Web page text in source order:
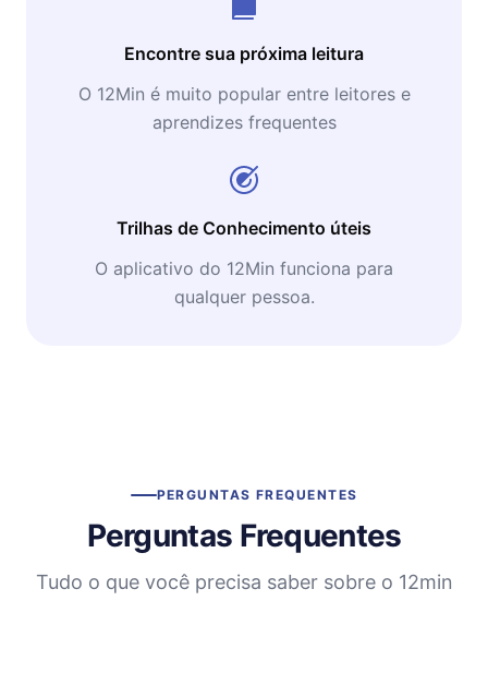
Encontre sua próxima leitura
O 12Min é muito popular entre leitores e
aprendizes frequentes
Trilhas de Conhecimento úteis
O aplicativo do 12Min funciona para
qualquer pessoa.
PERGUNTAS FREQUENTES
Perguntas Frequentes
Tudo o que você precisa saber sobre o 12min